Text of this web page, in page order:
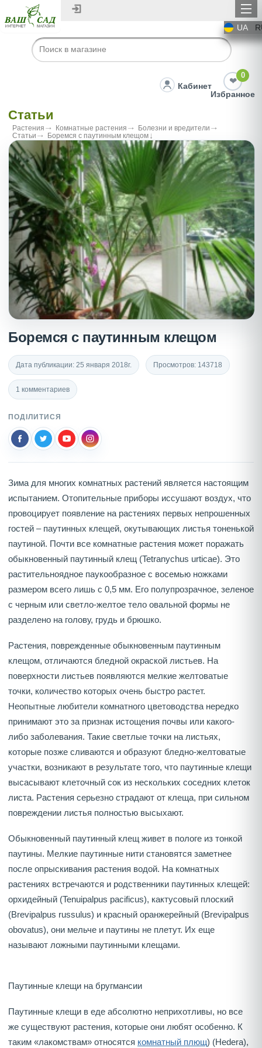
UA
Кабинет
0
Избранное
Статьи
Растения Комнатные растения
Болезни и вредители
Статьи
Боремся с паутинным клещом
Боремся с паутинным клещом
Дата публикации: 25 января 2018г. Просмотров: 143718
1 комментариев
ПОДІЛИТИСЯ
Зима для многих комнатных растений является настоящим
испытанием. Отопительные приборы иссушают воздух, что
провоцирует появление на растениях первых непрошенных
гостей – паутинных клещей, окутывающих листья тоненькой
паутиной. Почти все комнатные растения может поражать
обыкновенный паутинный клещ (Tetranychus urticae). Это
растительноядное паукообразное с восемью ножками
размером всего лишь с 0,5 мм. Его полупрозрачное, зеленое
с черным или светло-желтое тело овальной формы не
разделено на голову, грудь и брюшко.
Растения, поврежденные обыкновенным паутинным
клещом, отличаются бледной окраской листьев. На
поверхности листьев появляются мелкие желтоватые
точки, количество которых очень быстро растет.
Неопытные любители комнатного цветоводства нередко
принимают это за признак истощения почвы или какого-
либо заболевания. Такие светлые точки на листьях,
которые позже сливаются и образуют бледно-желтоватые
участки, возникают в результате того, что паутинные клещи
высасывают клеточный сок из нескольких соседних клеток
листа. Растения серьезно страдают от клеща, при сильном
повреждении листья полностью высыхают.
Обыкновенный паутинный клещ живет в пологе из тонкой
паутины. Мелкие паутинные нити становятся заметнее
после опрыскивания растения водой. На комнатных
растениях встречаются и родственники паутинных клещей:
орхидейный (Tenuipalpus pacificus), кактусовый плоский
(Brevipalpus russulus) и красный оранжерейный (Brevipalpus
obovatus), они мельче и паутины не плетут. Их еще
называют ложными паутинными клещами.
Паутинные клещи на бругмансии
Паутинные клещи в еде абсолютно неприхотливы, но все
же существуют растения, которые они любят особенно. К
таким «лакомствам» относятся комнатный плющ) (Hedera),